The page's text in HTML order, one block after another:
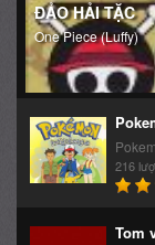
ĐẢO HẢI TẶC
One Piece (Luffy)
216
Tom